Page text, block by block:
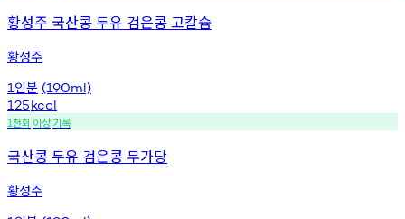
황성주 국산콩 두유 검은콩 고칼슘
황성주
1 인분 (190ml)
125kcal
1천회 이상기록
국산콩 두유 검은콩 무가당
황성주